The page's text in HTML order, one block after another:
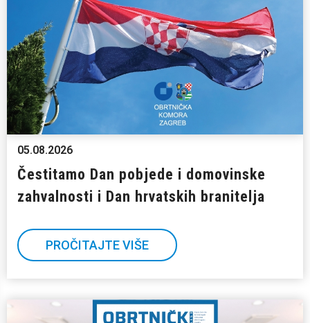
05.08.2026
Čestitamo Dan pobjede i domovinske
zahvalnosti i Dan hrvatskih branitelja
PROČITAJTE VIŠE